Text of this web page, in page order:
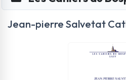
Jean-pierre Salvetat